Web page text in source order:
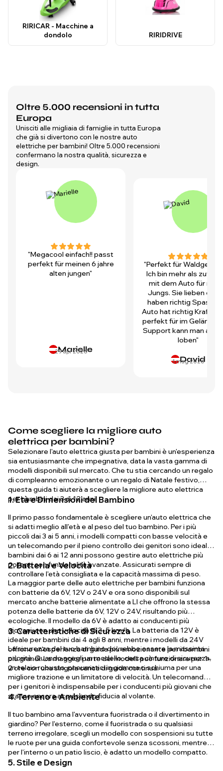
RIRICAR - Macchine a
dondolo
RIRIDRIVE
Oltre 5.000 recensioni in tutta
Europa
Unisciti alle migliaia di famiglie in tutta Europa
che già si divertono con le nostre auto
elettriche per bambini! Oltre 5.000 recensioni
confermano la nostra qualità, sicurezza e
design.
"Megacool einfach!! passt
perfekt für meinen 6 jahre
alten jungen"
Marielle
29 apr 2026
"Perfekt für
Ich bin mehr als
mit dem Auto für
Jungs. Sie lieben es
haben richtig Spass!
Auto hat richtig Kraft
perfekt für im Gelände.
Support kann man auch
loben"
David
1 mag 2026
Come scegliere la migliore auto
elettrica per bambini?
Selezionare l'auto elettrica giusta per bambini è un'esperienza
sia entusiasmante che impegnativa, data la vasta gamma di
modelli disponibili sul mercato. Che tu stia cercando un regalo
di compleanno emozionante o un regalo di Natale festivo,
questa guida ti aiuterà a scegliere la migliore auto elettrica
per bambini dai 3 ai 12 anni.
1. Età e Dimensioni del Bambino
Il primo passo fondamentale è scegliere un'auto elettrica che
si adatti meglio all'età e al peso del tuo bambino. Per i più
piccoli dai 3 ai 5 anni, i modelli compatti con basse velocità e
un telecomando per il pieno controllo dei genitori sono ideali. I
bambini dai 6 ai 12 anni possono gestire auto elettriche più
potenti con funzionalità avanzate. Assicurati sempre di
controllare l'età consigliata e la capacità massima di peso.
2. Batteria e Velocità
La maggior parte delle auto elettriche per bambini funziona
con batterie da 6V, 12V o 24V e ora sono disponibili sul
mercato anche batterie alimentate a LI che offrono la stessa
potenza delle batterie da 6V, 12V o 24V, risultando più
ecologiche. Il modello da 6V è adatto ai conducenti più
giovani, con una velocità di 3–5 km/h. La batteria da 12V è
ideale per bambini dai 4 agli 8 anni, mentre i modelli da 24V
offrono un'esperienza di guida più emozionante per i bambini
più grandi. La maggior parte dei modelli può funzionare per 1–
2 ore con una singola carica di guida continua.
3. Caratteristiche di Sicurezza
La sicurezza del tuo bambino dovrebbe essere la massima
priorità. Quando scegli un modello, cerca cinture di sicurezza,
un telaio robusto, pneumatici in gomma o schiuma per una
migliore trazione e un limitatore di velocità. Un telecomando
per i genitori è indispensabile per i conducenti più giovani che
stanno ancora acquisendo fiducia al volante.
4. Terreno e Ambiente
Il tuo bambino ama l'avventura fuoristrada o il divertimento in
giardino? Per l'esterno, come il fuoristrada o su qualsiasi
terreno irregolare, scegli un modello con sospensioni su tutte
le ruote per una guida confortevole senza scossoni, mentre
per l'interno o un patio liscio, è adatto un modello compatto.
5. Stile e Design